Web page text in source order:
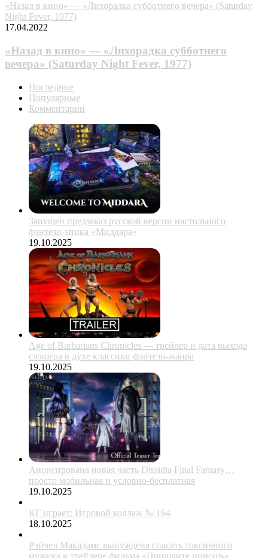
«Назад в кино» — «Лихорадка субботнего вечера» (Saturday
Night Fever, 1977)
17.04.2022
«Назад в кино» — «Лихорадка субботнего
вечера» (Saturday Night Fever, 1977)
Последние
Популярные
Комментарии
Запущен предзаказ русской версии настольного
фэнтези-эпика «Миддара»
19.10.2025
Age of Barbarians Chronicles — трейлер и дата выхода
слэшера в духе классики фэнтези-жанра
19.10.2025
Анонсирована новая часть Dissidia Final Fantasy…
просто мобильная и условно-бесплатная
19.10.2025
КГ играет: Игровой коллаж № 164
18.10.2025
Рэйчел Макадамс вынуждена спасать токсичного
мужика в трейлере фильма «Пришлите помощь»